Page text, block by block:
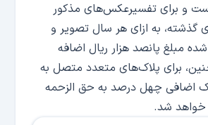
ریال است و برای تفسیرعکس‌های مذکور
گذشته، به ازای هر سال تصویر و
مبلغ پانصد هزار ریال اضافه
برای پلاک‌های متعدد متصل به
اضافی چهل درصد به حق الزحمه
خواهد شد.